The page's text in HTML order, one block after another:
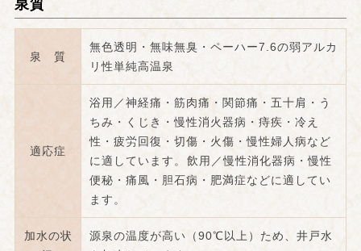
泉質
泉 質
無色透明・無味無臭・ペーハー7.6の弱アルカ
リ性単純高温泉
適応症
浴用／神経痛・筋肉痛・関節痛・五十肩・う
ちみ・くじき・慢性消火器病・痔疾・冷え
性・疲労回復・切傷・火傷・慢性婦人病など
に適しています。飲用／慢性消化器病・慢性
便秘・痛風・胆石病・肥満症などに適してい
ます。
加水の状
源泉の温度が高い（90℃以上）ため、井戸水